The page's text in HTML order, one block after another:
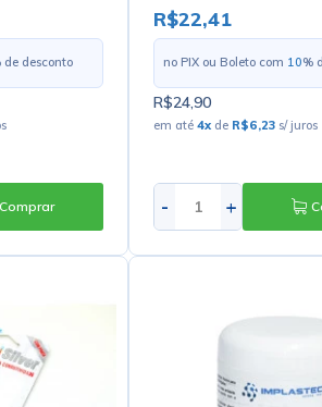
de desconto
Comprar
R$22,41
no PIX ou Boleto com 10%
R$24,90
em até 4xde R$6,23s/ juros
- +